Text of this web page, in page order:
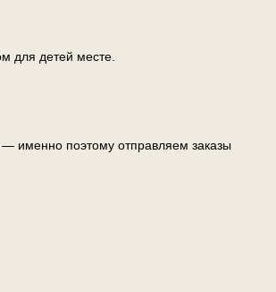
для детей месте.
именно поэтому отправляем заказы